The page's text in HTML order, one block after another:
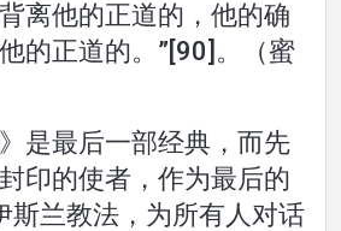
离他的正道的，他的确
的正道的。”[90]。（蜜
是最后一部经典，而先
印的使者，作为最后的
兰教法，为所有人对话